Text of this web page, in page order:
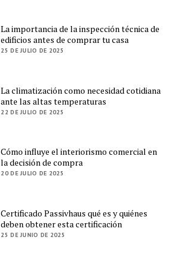
La importancia de la inspección técnica de
edificios antes de comprar tu casa
25 DE JULIO DE 2025
La climatización como necesidad cotidiana
ante las altas temperaturas
22 DE JULIO DE 2025
Cómo influye el interiorismo comercial en
la decisión de compra
20 DE JULIO DE 2025
Certificado Passivhaus qué es y quiénes
deben obtener esta certificación
25 DE JUNIO DE 2025